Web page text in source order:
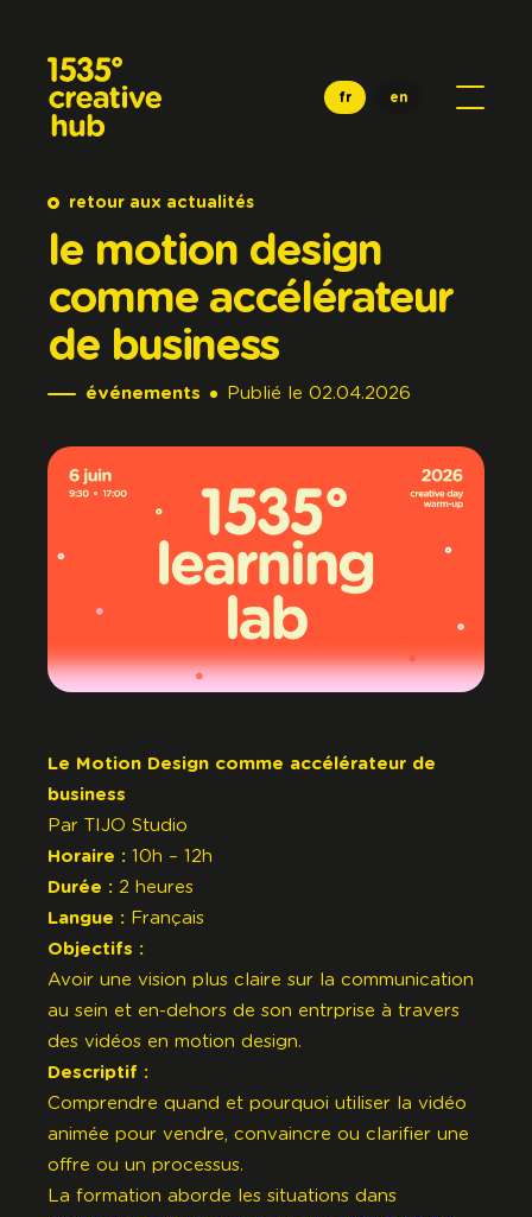
fr en
retour aux actualités
le motion design
comme accélérateur
de business
événements Publié le 02.04.2026
Le Motion Design comme accélérateur de
business
Par TIJO Studio
Horaire : 10h – 12h
Durée : 2 heures
Langue : Français
Objectifs :
Avoir une vision plus claire sur la communication
au sein et en-dehors de son entrprise à travers
des vidéos en motion design.
Descriptif :
Comprendre quand et pourquoi utiliser la vidéo
animée pour vendre, convaincre ou clarifier une
offre ou un processus.
La formation aborde les situations dans